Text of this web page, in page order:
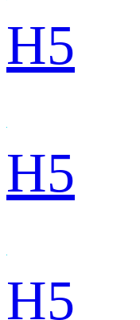
H5
H5
H5